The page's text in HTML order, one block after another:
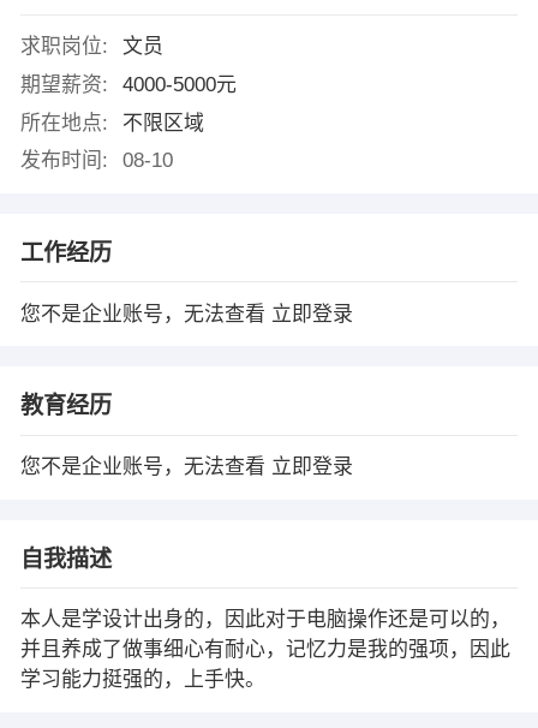
求职岗位:
文员
期望薪资:
4000-5000元
所在地点:
不限区域
发布时间:
08-10
工作经历
您不是企业账号，无法查看 立即登录
教育经历
您不是企业账号，无法查看 立即登录
自我描述
本人是学设计出身的，因此对于电脑操作还是可以的，
并且养成了做事细心有耐心，记忆力是我的强项，因此
学习能力挺强的，上手快。